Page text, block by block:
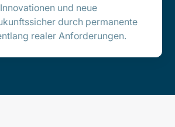
und neue
durch permanente
realer Anforderungen.